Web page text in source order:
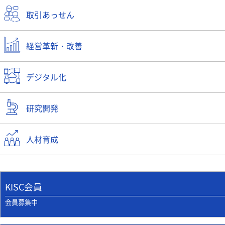
取引あっせん
経営革新・改善
デジタル化
研究開発
人材育成
KISC会員
会員募集中